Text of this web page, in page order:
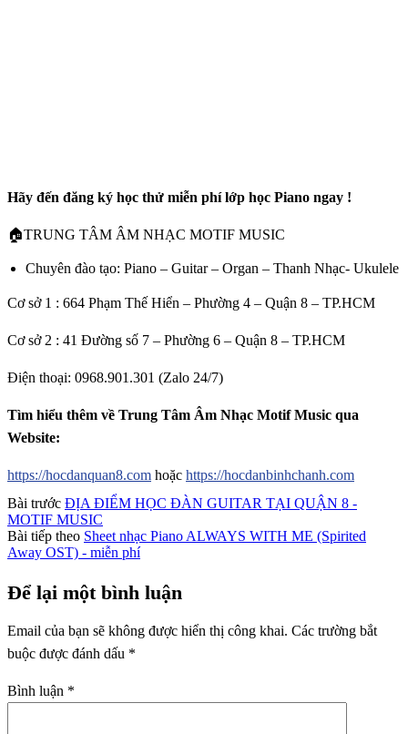
Hãy đến đăng ký học thử miễn phí lớp học Piano ngay !
🏠TRUNG TÂM ÂM NHẠC MOTIF MUSIC
Chuyên đào tạo: Piano – Guitar – Organ – Thanh Nhạc- Ukulele
Cơ sở 1 : 664 Phạm Thế Hiển – Phường 4 – Quận 8 – TP.HCM
Cơ sở 2 : 41 Đường số 7 – Phường 6 – Quận 8 – TP.HCM
Điện thoại: 0968.901.301 (Zalo 24/7)
Tìm hiểu thêm về Trung Tâm Âm Nhạc Motif Music qua
Website:
https://hocdanquan8.com hoặc https://hocdanbinhchanh.com
Bài trước ĐỊA ĐIỂM HỌC ĐÀN GUITAR TẠI QUẬN 8 -
MOTIF MUSIC
Bài tiếp theo Sheet nhạc Piano ALWAYS WITH ME (Spirited
Away OST) - miễn phí
Để lại một bình luận
Email của bạn sẽ không được hiển thị công khai. Các trường bắt
buộc được đánh dấu *
Bình luận *